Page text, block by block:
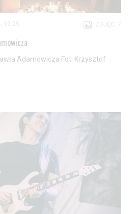
ZDJĘĆ: 7
19:25
Adamowicza Fot: Krzysztof